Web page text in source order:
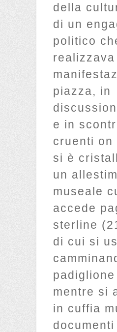
della
di un
politico
realizzava
piazza, in
e in
cruenti on
si è
un
museale
accede
sterline
di cui si
padiglione
mentre si
in cuffia